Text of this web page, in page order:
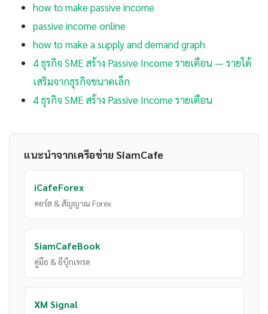
how to make passive income
passive income online
how to make a supply and demand graph
4 ธุรกิจ SME สร้าง Passive Income รายเดือน — รายได้
เสริมจากธุรกิจขนาดเล็ก
4 ธุรกิจ SME สร้าง Passive Income รายเดือน
แนะนำจากเครือข่าย SiamCafe
iCafeForex
คอร์ส & สัญญาณ Forex
SiamCafeBook
คู่มือ & อีบุ๊กเทรด
XM Signal